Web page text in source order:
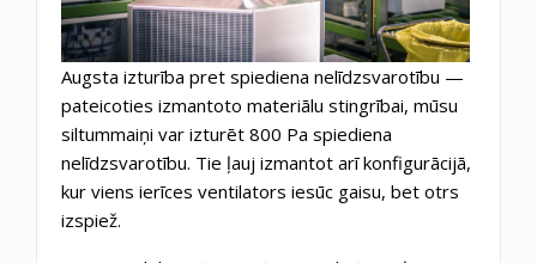
Augsta izturība pret spiediena nelīdzsvarotību —
pateicoties izmantoto materiālu stingrībai, mūsu
siltummaiņi var izturēt 800 Pa spiediena
nelīdzsvarotību. Tie ļauj izmantot arī konfigurācijā,
kur viens ierīces ventilators iesūc gaisu, bet otrs
izspiež.